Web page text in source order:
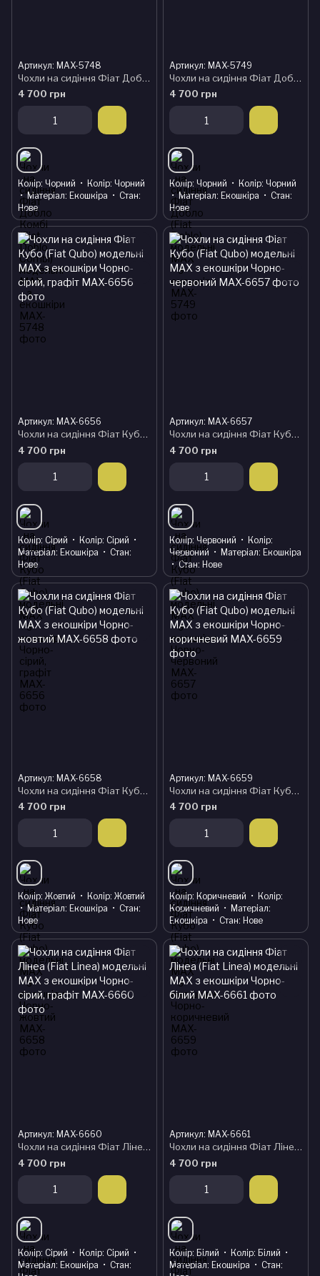
Артикул: MAX-5748
Чохли на сидіння Фіат Добло Комбі (Fiat Doblo Combi) модельні MAX з екошкіри
4 700 грн
Колір Чорний Колір Чорний
Матеріал Екошкіра
Стан
Нове
Артикул: MAX-5749
Чохли на сидіння Фіат Добло (Fiat Doblo) модельні MAX з екошкіри
4 700 грн
Колір Чорний Колір Чорний
Матеріал Екошкіра
Стан
Нове
Артикул: MAX-6656
Чохли на сидіння Фіат Кубо (Fiat Qubo) модельні MAX з екошкіри Чорно-сірий, графіт
4 700 грн
Колір Сірий Колір Сірий
Матеріал Екошкіра
Стан
Нове
Артикул: MAX-6657
Чохли на сидіння Фіат Кубо (Fiat Qubo) модельні MAX з екошкіри Чорно-червоний
4 700 грн
Колір Червоний
Колір
Червоний
Матеріал Екошкіра
Стан Нове
Артикул: MAX-6658
Чохли на сидіння Фіат Кубо (Fiat Qubo) модельні MAX з екошкіри Чорно-жовтий
4 700 грн
Колір Жовтий Колір Жовтий
Матеріал Екошкіра
Стан
Нове
Артикул: MAX-6659
Чохли на сидіння Фіат Кубо (Fiat Qubo) модельні MAX з екошкіри Чорно-коричневий
4 700 грн
Колір Коричневий
Колір
Коричневий
Матеріал
Екошкіра
Стан Нове
Артикул: MAX-6660
Чохли на сидіння Фіат Лінеа (Fiat Linea) модельні MAX з екошкіри Чорно-сірий, графіт
4 700 грн
Колір Сірий Колір Сірий
Матеріал Екошкіра
Стан
Артикул: MAX-6661
Чохли на сидіння Фіат Лінеа (Fiat Linea) модельні MAX з екошкіри Чорно-білий
4 700 грн
Колір Білий Колір Білий
Матеріал Екошкіра
Стан